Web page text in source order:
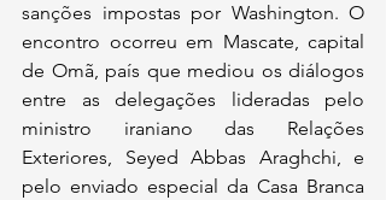
sanções impostas por Washington. O
encontro ocorreu em Mascate, capital
de Omã, país que mediou os diálogos
entre as delegações lideradas pelo
ministro iraniano das Relações
Exteriores, Seyed Abbas Araghchi, e
pelo enviado especial da Casa Branca